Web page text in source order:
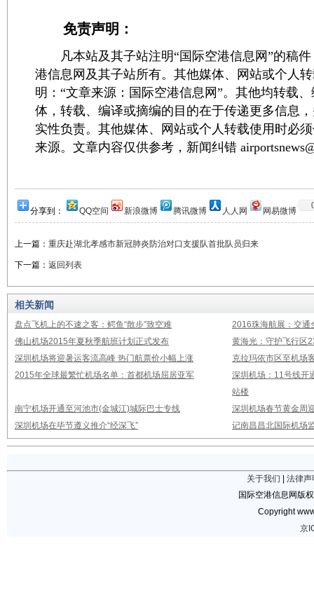
免责声明：
凡本站及其子站注明“国际空港信息网”的稿件
港信息网及其子站所有。其他媒体、网站或个人
明：“文章来源：国际空港信息网”。其他均转载
体，转载、编译或摘编的目的在于传递更多信息
实性负责。其他媒体、网站或个人转载使用时必
来源。文章内容仅供参考，新闻纠错
分享到： QQ空间 新浪微博 腾讯微博 人人网 网易微博
上一篇： 重庆赴湖北孝感市新冠肺炎防治对口支援队首批队员归来
下一篇： 返回列表
相关新闻
盘点飞机上的不速之客：鳄鱼“散步”致空难
2016珠海航展：交通
佛山机场2015年夏秋季航班计划正式发布
黄海光：守护飞行区
深圳机场将迎暑运客流高峰 热门航票价小幅上涨
克拉玛依市区至机场
2015年全球最繁忙机场名单：首都机场屈居亚军
深圳机场：11号线开
站楼
南宁机场开通至河池市(金城江)城际巴士专线
深圳机场春节黄金周
深圳机场在毕节遵义推介“经深飞”
记南昌昌北国际机场
关于我们
法律声
国际空港信息网版
Copyright
京